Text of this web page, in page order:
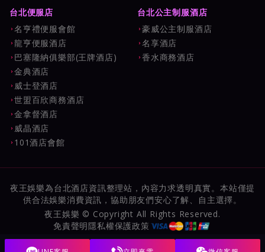
台北便服店
名亨禮便服會館
龍亨便服酒店
巴塞隆納俱樂部(王牌酒店)
金典酒店
威士登酒店
世盟百欣商務酒店
金拿督酒店
威晶酒店
101酒店會館
台北公主制服酒店
豪威公主制服酒店
名享酒店
香水商務酒店
夜王娛樂為台北酒店資訊整理站，內容力求透明真實。本站僅提
供合法娛樂消費資訊，協助朋友們安心了解、自主選擇。
夜王娛樂 © Copyright All Rights Reserved.
免責聲明隱私權保護政策